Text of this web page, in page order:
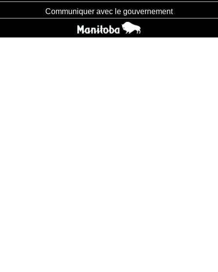
Communiquer avec le gouvernement